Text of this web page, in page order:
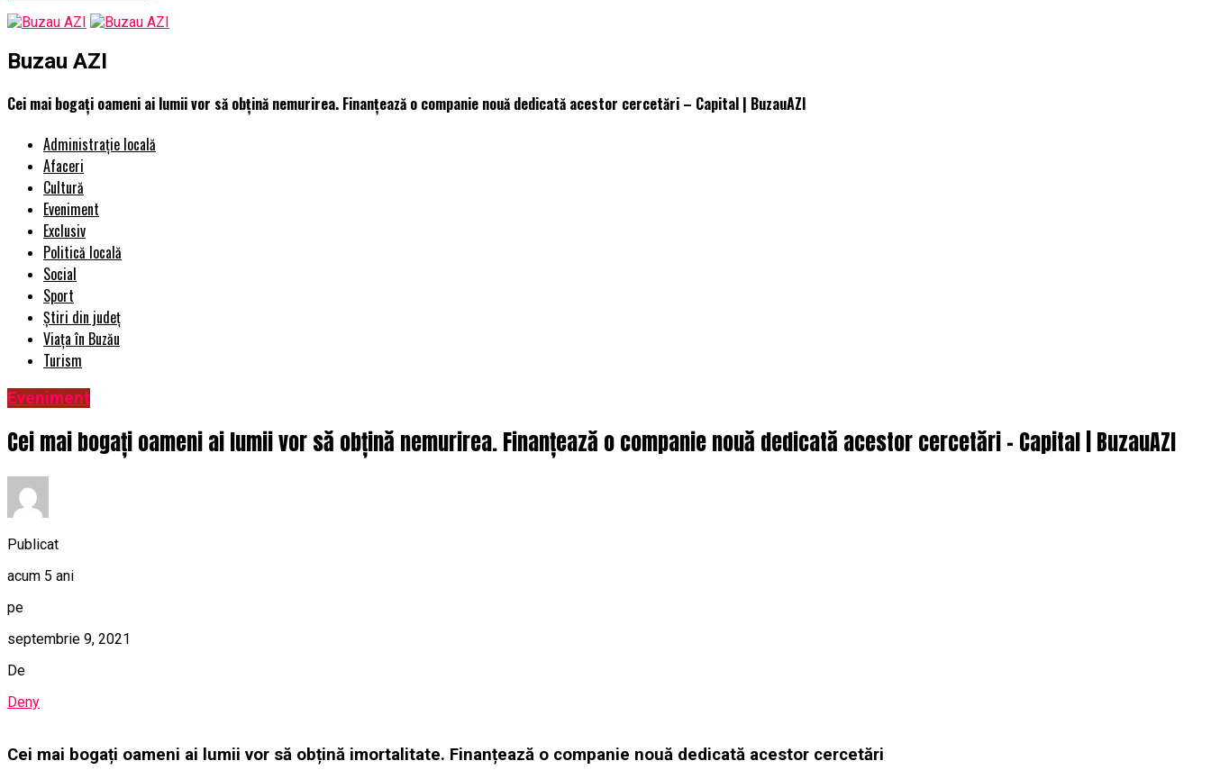
Buzau AZI
Cei mai bogați oameni ai lumii vor să obțină nemurirea. Finanțează o companie nouă dedicată acestor cercetări – Capital | BuzauAZI
Administrație locală
Afaceri
Cultură
Eveniment
Exclusiv
Politică locală
Social
Sport
Știri din județ
Viața în Buzău
Turism
Eveniment
Cei mai bogați oameni ai lumii vor să obțină nemurirea. Finanțează o companie nouă dedicată acestor cercetări – Capital | BuzauAZI
Publicat
acum 5 ani
pe
septembrie 9, 2021
De
Deny
Cei mai bogați oameni ai lumii vor să obțină imortalitate. Finanțează o companie nouă dedicată acestor cercetări